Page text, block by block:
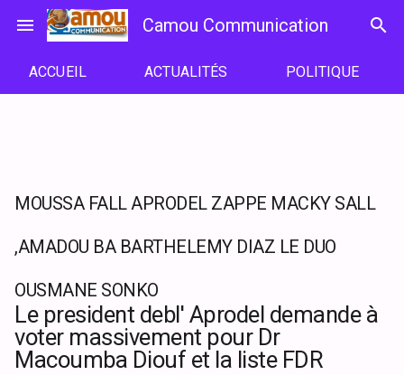
menu Camou Communication search
ACCUEIL ACTUALITÉS POLITIQUE
MOUSSA FALL APRODEL ZAPPE MACKY SALL
,AMADOU BA BARTHELEMY DIAZ LE DUO
OUSMANE SONKO
Le president debl' Aprodel demande à
voter massivement pour Dr
Macoumba Diouf et la liste FDR